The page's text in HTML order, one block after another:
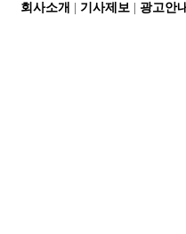
회사소개 기사제보 광고안